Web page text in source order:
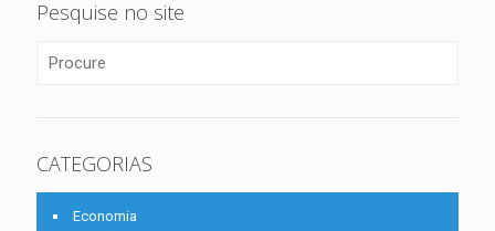
Pesquise no site
CATEGORIAS
Economia